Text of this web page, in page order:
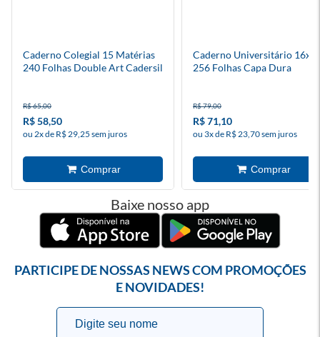
Caderno Colegial 15 Matérias
240 Folhas Double Art Cadersil
R$ 65,00
R$ 58,50
ou 2x de R$ 29,25 sem juros
Caderno Universitário 16x1
256 Folhas Capa Dura
R$ 79,00
R$ 71,10
ou 3x de R$ 23,70 sem juros
Baixe nosso app
PARTICIPE DE NOSSAS NEWS COM PROMOÇÕES
E NOVIDADES!